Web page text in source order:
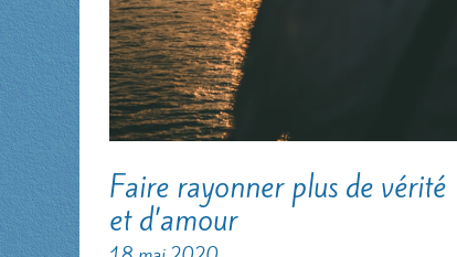
Faire rayonner plus de vérité
et d’amour